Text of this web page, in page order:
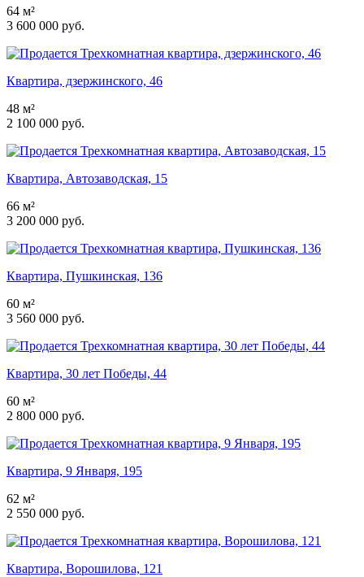
64 м²
3 600 000 руб.
Квартира, дзержинского, 46
48 м²
2 100 000 руб.
Квартира, Автозаводская, 15
66 м²
3 200 000 руб.
Квартира, Пушкинская, 136
60 м²
3 560 000 руб.
Квартира, 30 лет Победы, 44
60 м²
2 800 000 руб.
Квартира, 9 Января, 195
62 м²
2 550 000 руб.
Квартира, Ворошилова, 121